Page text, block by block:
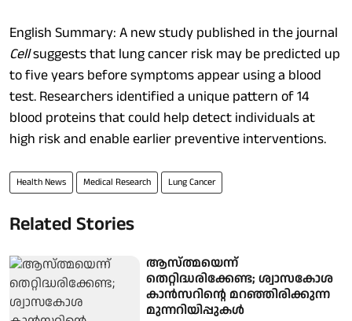
English Summary: A new study published in the journal
Cellsuggests that lung cancer risk may be predicted up
to five years before symptoms appear using a blood
test. Researchers identified a unique pattern of 14
blood proteins that could help detect individuals at
high risk and enable earlier preventive interventions.
Health News Medical Research Lung Cancer
Related Stories
ആസ്ത്മയെന്ന്
തെറ്റിദ്ധരിക്കേണ്ട; ശ്വാസകോശ
കാൻസറിന്റെ മറഞ്ഞിരിക്കുന്ന
മുന്നറിയിപ്പുകൾ